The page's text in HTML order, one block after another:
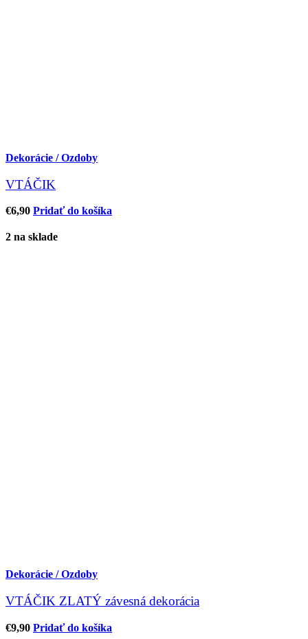
Dekorácie / Ozdoby
VTÁČIK
€6,90 Pridať do košíka
2 na sklade
Dekorácie / Ozdoby
VTÁČIK ZLATÝ závesná dekorácia
€9,90 Pridať do košíka